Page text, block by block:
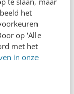
het
op ‘Alle
met het
in onze
waar
werknemers
naar
Zo